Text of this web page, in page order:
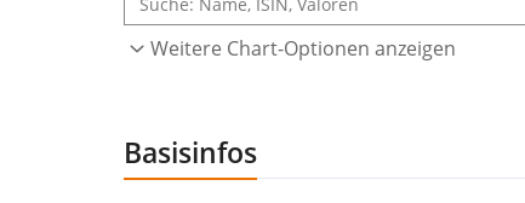
Weitere Chart-Optionen anzeigen
Basisinfos